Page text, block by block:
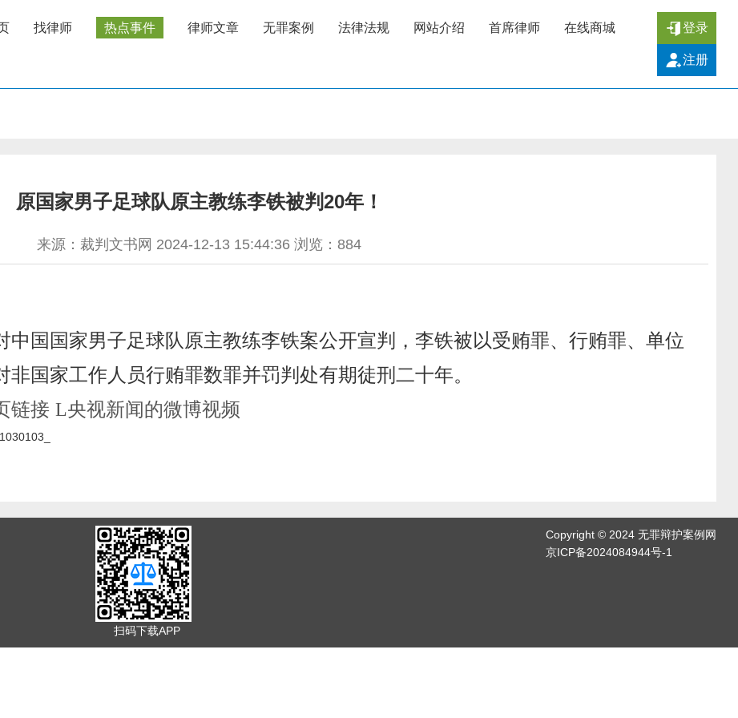
找律师 热点事件 律师文章 无罪案例 法律法规 网站介绍 首席律师 在线商城 登录
注册
原国家男子足球队原主教练李铁被判20年！
来源：裁判文书网 2024-12-13 15:44:36 浏览：884
国国家男子足球队原主教练李铁案公开宣判，李铁被以受贿罪、行贿罪、单位
国家工作人员行贿罪数罪并罚判处有期徒刑二十年。
链接 L央视新闻的微博视频
扫码下载APP
Copyright © 2024 无罪辩护案例网
京ICP备2024084944号-1